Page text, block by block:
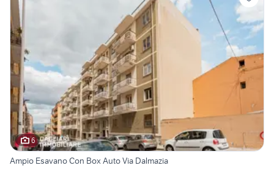
6
Ampio Esavano Con Box Auto Via Dalmazia